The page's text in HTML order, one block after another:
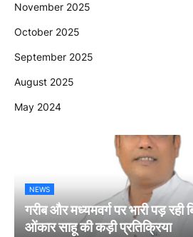
November 2025
October 2025
September 2025
August 2025
May 2024
NEWS
गरीब और मध्यमवर्ग पर भारी पड़ रही
ओंकार साहू की कड़ी प्रतिक्रिया